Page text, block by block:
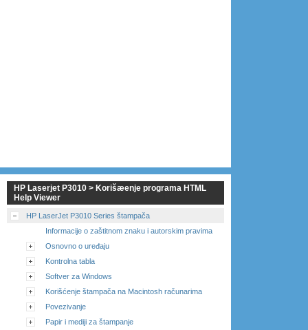
HP Laserjet P3010 > Korišæenje programa HTML
Help Viewer
HP LaserJet P3010 Series štampača
Informacije o zaštitnom znaku i autorskim pravima
Osnovno o uređaju
Kontrolna tabla
Softver za Windows
Korišćenje štampača na Macintosh računarima
Povezivanje
Papir i mediji za štampanje